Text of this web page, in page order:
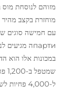
מזוהם לנוסחת
מוחזרת בקצב מהיר
במכונות אלו הוא
ל-4,000